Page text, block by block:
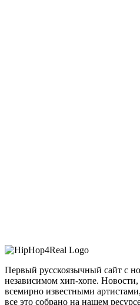
Первый русскоязычный сайт с
независимом хип-хопе.
всемирно известными
все это собрано на нашем